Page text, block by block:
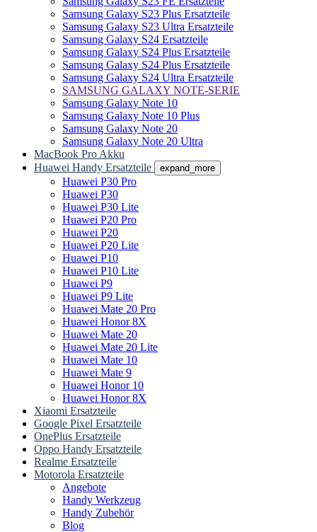
Samsung Galaxy S23 Plus Ersatzteile
Samsung Galaxy S23 Ultra Ersatzteile
Samsung Galaxy S24 Ersatzteile
Samsung Galaxy S24 Plus Ersatzteile
Samsung Galaxy S24 Plus Ersatzteile
Samsung Galaxy S24 Ultra Ersatzteile
SAMSUNG GALAXY NOTE-SERIE
Samsung Galaxy Note 10
Samsung Galaxy Note 10 Plus
Samsung Galaxy Note 20
Samsung Galaxy Note 20 Ultra
MacBook Pro Akku
Huawei Handy Ersatzteile
expand_more
Huawei P30 Pro
Huawei P30
Huawei P30 Lite
Huawei P20 Pro
Huawei P20
Huawei P20 Lite
Huawei P10
Huawei P10 Lite
Huawei P9
Huawei P9 Lite
Huawei Mate 20 Pro
Huawei Honor 8X
Huawei Mate 20
Huawei Mate 20 Lite
Huawei Mate 10
Huawei Mate 9
Huawei Honor 10
Huawei Honor 8X
Xiaomi Ersatzteile
Google Pixel Ersatzteile
OnePlus Ersatzteile
Oppo Handy Ersatzteile
Realme Ersatzteile
Motorola Ersatzteile
Angebote
Handy Werkzeug
Handy Zubehör
Blog